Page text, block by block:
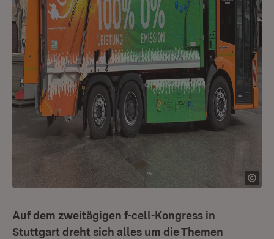
Auf dem zweitägigen f-cell-Kongress in
Stuttgart dreht sich alles um die Themen